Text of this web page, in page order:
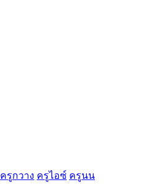
ครูกวาง ครูไอซ์ ครูนน